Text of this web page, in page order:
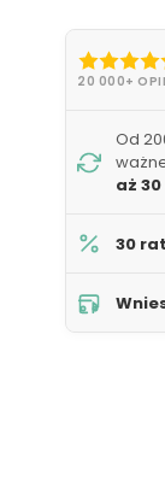
20 000+
Od
aż
30